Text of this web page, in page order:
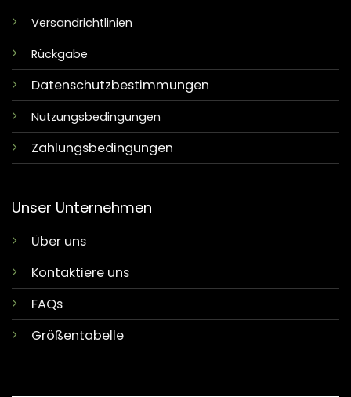
Versandrichtlinien
Rückgabe
Datenschutzbestimmungen
Nutzungsbedingungen
Zahlungsbedingungen
Unser Unternehmen
Über uns
Kontaktiere uns
FAQs
Größentabelle